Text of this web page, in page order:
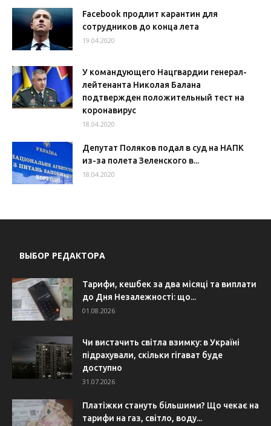
Facebook продлит карантин для
сотрудников до конца лета
19.04.2020
У командующего Нацгвардии генерал-
лейтенанта Николая Балана
подтвержден положительный тест на
коронавирус
18.04.2020
Депутат Поляков подал в суд на НАПК
из-за полета Зеленского в...
18.04.2020
ВЫБОР РЕДАКТОРА
Тарифи, кешбек за два місяці та виплати
до Дня Незалежності: що...
01.08.2026
Чи вистачить світла взимку: в Україні
підрахували, скільки гігават буде
доступно
31.07.2026
Платіжки стануть більшими? Що чекає на
тарифи на газ, світло, воду...